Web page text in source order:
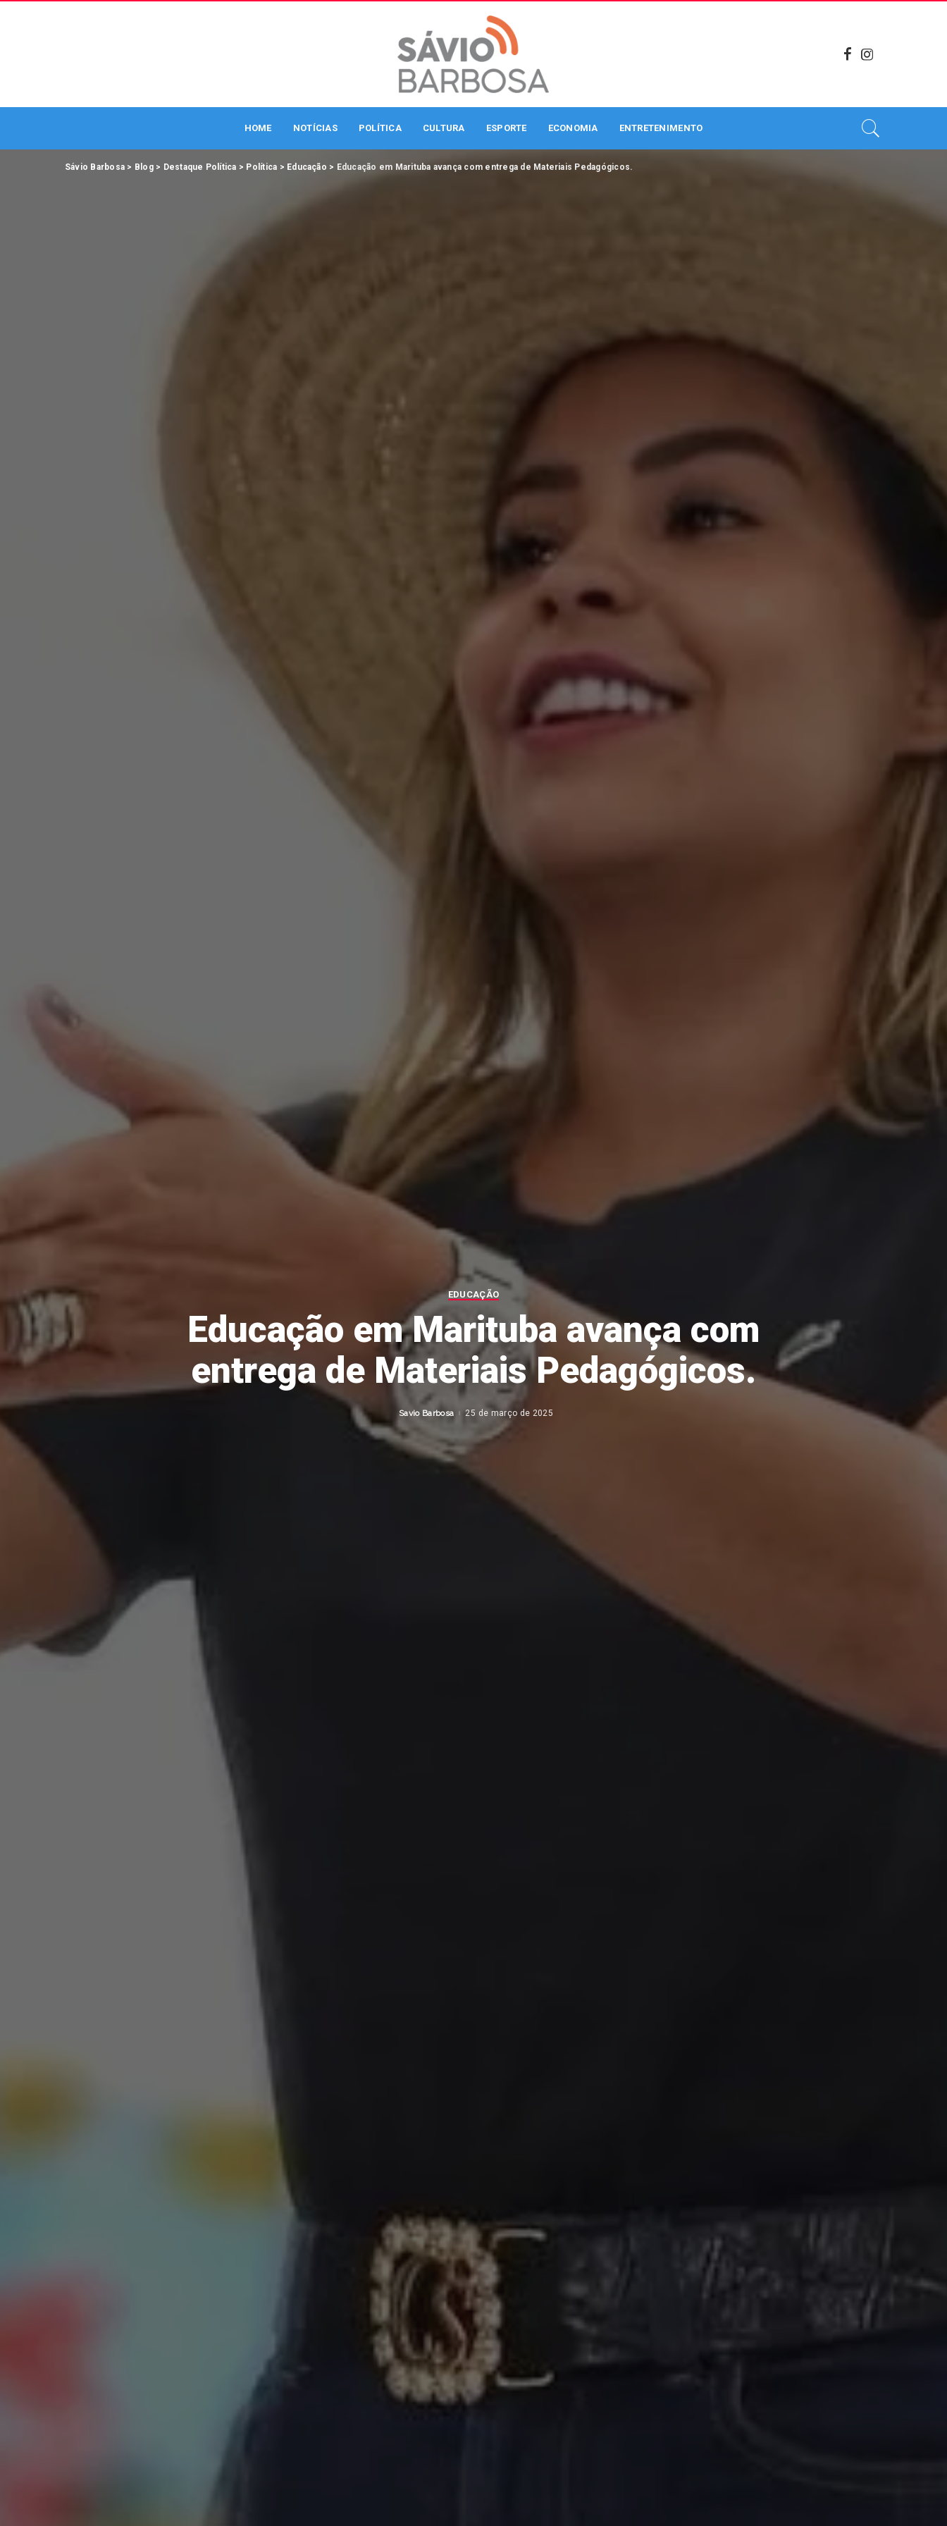
HOME NOTÍCIAS POLÍTICA CULTURA ESPORTE ECONOMIA ENTRETENIMENTO
Sávio Barbosa > Blog> Destaque Política > Política > Educação > Educação em Marituba avança com entrega de Materiais Pedagógicos.
EDUCAÇÃO
Educação em Marituba avança com
entrega de Materiais Pedagógicos.
Posted
Savio Barbosa 25 de março de 2025